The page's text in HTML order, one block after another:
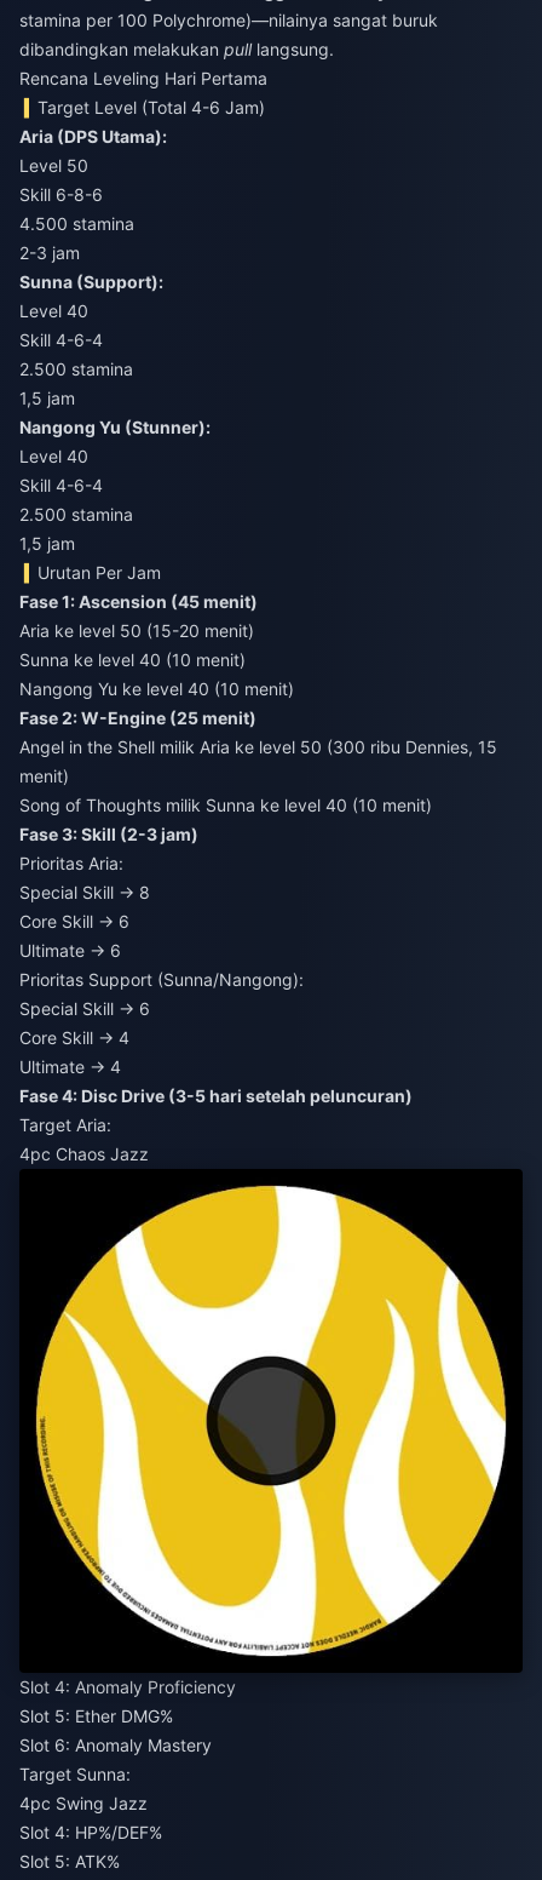
stamina per 100 Polychrome)—nilainya sangat buruk
dibandingkan melakukan pulllangsung.
Rencana Leveling Hari Pertama
Target Level (Total 4-6 Jam)
Aria (DPS Utama):
Level 50
Skill 6-8-6
4.500 stamina
2-3 jam
Sunna (Support):
Level 40
Skill 4-6-4
2.500 stamina
1,5 jam
Nangong Yu (Stunner):
Level 40
Skill 4-6-4
2.500 stamina
1,5 jam
Urutan Per Jam
Fase 1: Ascension (45 menit)
Aria ke level 50 (15-20 menit)
Sunna ke level 40 (10 menit)
Nangong Yu ke level 40 (10 menit)
Fase 2: W-Engine (25 menit)
Angel in the Shell milik Aria ke level 50 (300 ribu Dennies, 15
menit)
Song of Thoughts milik Sunna ke level 40 (10 menit)
Fase 3: Skill (2-3 jam)
Prioritas Aria:
Special Skill → 8
Core Skill → 6
Ultimate → 6
Prioritas Support (Sunna/Nangong):
Special Skill → 6
Core Skill → 4
Ultimate → 4
Fase 4: Disc Drive (3-5 hari setelah peluncuran)
Target Aria:
4pc Chaos Jazz
Slot 4: Anomaly Proficiency
Slot 5: Ether DMG%
Slot 6: Anomaly Mastery
Target Sunna:
4pc Swing Jazz
Slot 4: HP%/DEF%
Slot 5: ATK%